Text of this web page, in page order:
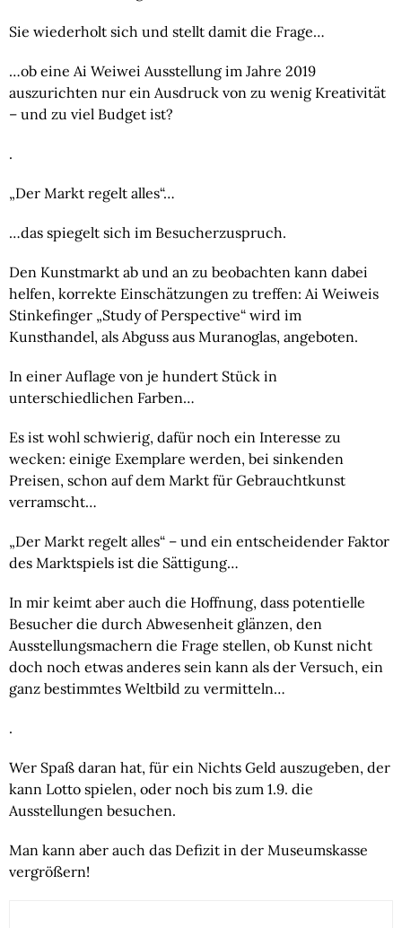
Sie wiederholt sich und stellt damit die Frage…
…ob eine Ai Weiwei Ausstellung im Jahre 2019
auszurichten nur ein Ausdruck von zu wenig Kreativität
– und zu viel Budget ist?
.
„Der Markt regelt alles“…
…das spiegelt sich im Besucherzuspruch.
Den Kunstmarkt ab und an zu beobachten kann dabei
helfen, korrekte Einschätzungen zu treffen: Ai Weiweis
Stinkefinger „Study of Perspective“ wird im
Kunsthandel, als Abguss aus Muranoglas, angeboten.
In einer Auflage von je hundert Stück in
unterschiedlichen Farben…
Es ist wohl schwierig, dafür noch ein Interesse zu
wecken: einige Exemplare werden, bei sinkenden
Preisen, schon auf dem Markt für Gebrauchtkunst
verramscht…
„Der Markt regelt alles“ – und ein entscheidender Faktor
des Marktspiels ist die Sättigung…
In mir keimt aber auch die Hoffnung, dass potentielle
Besucher die durch Abwesenheit glänzen, den
Ausstellungsmachern die Frage stellen, ob Kunst nicht
doch noch etwas anderes sein kann als der Versuch, ein
ganz bestimmtes Weltbild zu vermitteln…
.
Wer Spaß daran hat, für ein Nichts Geld auszugeben, der
kann Lotto spielen, oder noch bis zum 1.9. die
Ausstellungen besuchen.
Man kann aber auch das Defizit in der Museumskasse
vergrößern!